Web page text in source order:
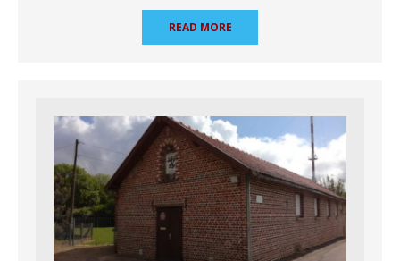
READ MORE